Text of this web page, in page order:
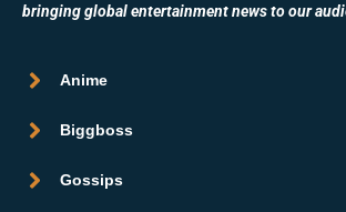
bringing global entertainment news to our
Anime
Biggboss
Gossips